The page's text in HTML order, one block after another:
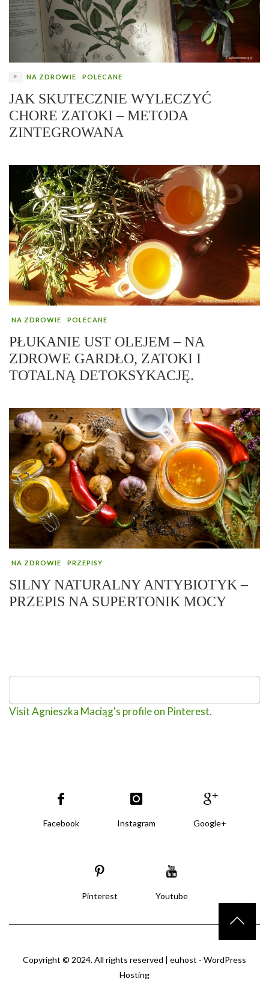
NA ZDROWIE POLECANE
JAK SKUTECZNIE WYLECZYĆ
CHORE ZATOKI – METODA
ZINTEGROWANA
NA ZDROWIE POLECANE
PŁUKANIE UST OLEJEM – NA
ZDROWE GARDŁO, ZATOKI I
TOTALNĄ DETOKSYKACJĘ.
NA ZDROWIE PRZEPISY
SILNY NATURALNY ANTYBIOTYK –
PRZEPIS NA SUPERTONIK MOCY
Visit Agnieszka Maciąg's profile on Pinterest.
Facebook Instagram Google+
Pinterest Youtube
Copyright © 2024. All rights reserved | euhost - WordPress
Hosting